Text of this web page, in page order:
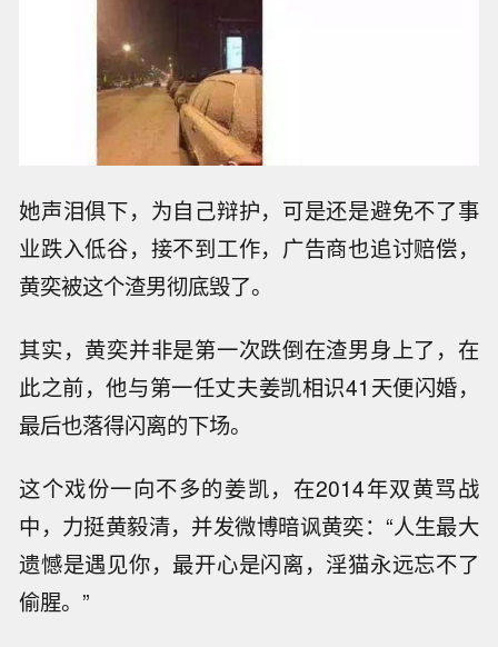
她声泪俱下，为自己辩护，可是还是避免不了事
业跌入低谷，接不到工作，广告商也追讨赔偿，
黄奕被这个渣男彻底毁了。
其实，黄奕并非是第一次跌倒在渣男身上了，在
此之前，他与第一任丈夫姜凯相识41天便闪婚，
最后也落得闪离的下场。
这个戏份一向不多的姜凯，在2014年双黄骂战
中，力挺黄毅清，并发微博暗讽黄奕：“人生最大
遗憾是遇见你，最开心是闪离，淫猫永远忘不了
偷腥。”